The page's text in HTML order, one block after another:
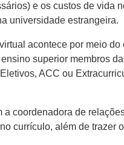
e os custos de vida
universidade estrangeira.
acontece por meio
superior membros
ACC ou
a coordenadora de
currículo, além de trazer